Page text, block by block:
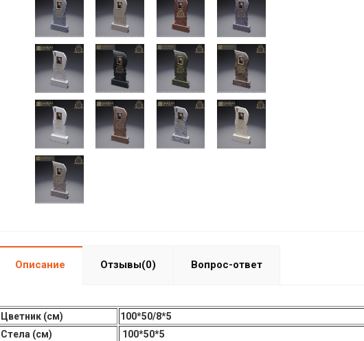
Описание Отзывы(0) Вопрос-ответ
Цветник (см)
100*50/8*5
Стела (см)
100*50*5